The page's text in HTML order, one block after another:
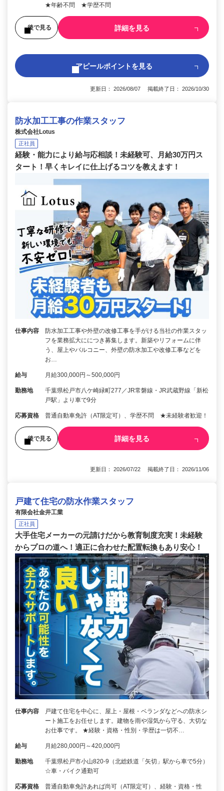
★年齢不問 ★学歴不問
後で見る 詳細を見る
アピールポイントを見る
更新日： 2026/08/07 掲載終了日： 2026/10/30
防水加工工事の作業スタッフ
株式会社Lotus
正社員
経験・能力により給与応相談！未経験可、月給30万円ス
タート！早くキレイに仕上げるコツを教えます！
仕事内容
防水加工工事や外壁の改修工事を手がける当社の作業スタッ
フを業務拡大ににつき募集します。新築やリフォームに伴
う、屋上やバルコニー、外壁の防水加工や改修工事などを
お…
給与 月給300,000円～500,000円
勤務地
千葉県松戸市八ケ崎緑町277／JR常磐線・JR武蔵野線「新松
戸駅」より車で9分
応募資格 普通自動車免許（AT限定可）、学歴不問 ★未経験者歓迎！
後で見る 詳細を見る
更新日： 2026/07/22 掲載終了日： 2026/11/06
戸建て住宅の防水作業スタッフ
有限会社金井工業
正社員
大手住宅メーカーの元請けだから教育制度充実！未経験
からプロの道へ！適正に合わせた配置転換もあり安心！
仕事内容
戸建て住宅を中心に、屋上・屋根・ベランダなどへの防水シ
ート施工をお任せします。建物を雨や湿気から守る、大切な
お仕事です。 ★経験・資格・性別・学歴は一切不…
給与 月給280,000円～420,000円
勤務地
千葉県松戸市小山820-9（北総鉄道「矢切」駅から車で5分）
☆車・バイク通勤可
応募資格
普通自動車免許あれば尚可（AT限定可）、経験・資格・性